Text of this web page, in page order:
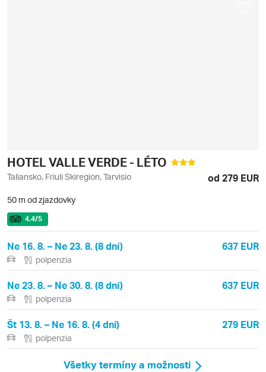
HOTEL VALLE VERDE - LÉTO
Taliansko, Friuli Skiregion, Tarvisio od 279 EUR
50 m od zjazdovky
4.4/5
Ne 16. 8. – Ne 23. 8. (8 dní) 637 EUR
polpenzia
Ne 23. 8. – Ne 30. 8. (8 dní) 637 EUR
polpenzia
Št 13. 8. – Ne 16. 8. (4 dni) 279 EUR
polpenzia
Všetky termíny a možnosti